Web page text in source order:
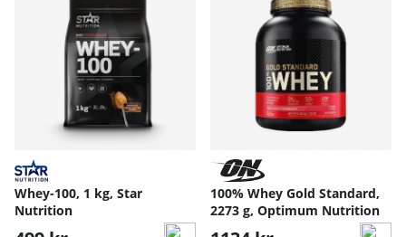
Whey-100, 1 kg, Star
Nutrition
100% Whey Gold Standard,
2273 g, Optimum Nutrition